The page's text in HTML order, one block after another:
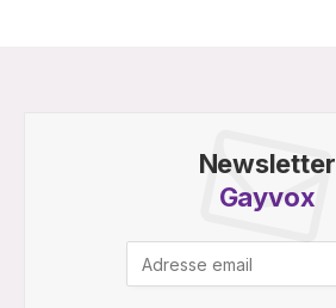
Newsletter
Gayvox